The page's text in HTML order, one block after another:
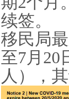
续签。
移民局
至7月20
人），